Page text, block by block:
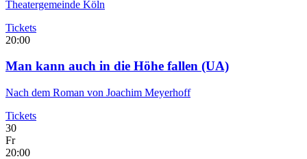
Theatergemeinde Köln
Tickets
20:00
Man kann auch in die Höhe fallen (UA)
Nach dem Roman von Joachim Meyerhoff
Tickets
30
Fr
20:00